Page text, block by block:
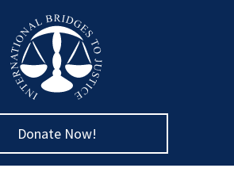
Donate Now!